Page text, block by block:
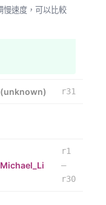
－－－－－－－
小時２４分４１
－－－－－－－
(unknown)
r31
Michael_Li
r1
–
r30